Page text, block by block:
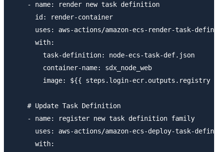
    - name: render new task definition
      id: render-container
uses: aws-actions/amazon-ecs-render-task-
      with:
        task-definition: node-ecs-task-def.json
        container-name: sdx_node_web
image: ${{ steps.login-ecr.outputs.registry
    # Update Task Definition
    - name: register new task definition family
uses: aws-actions/amazon-ecs-deploy-task-
      with: